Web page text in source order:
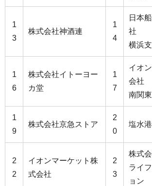
1
3
株式会社神酒連
1
4
日本
社
横浜
1
6
株式会社イトーヨー
カ堂
1
7
イオ
会社
南関
1
9
株式会社京急ストア
2
0
塩水
2
2
イオンマーケット株
式会社
2
3
株式
ライ
ョン